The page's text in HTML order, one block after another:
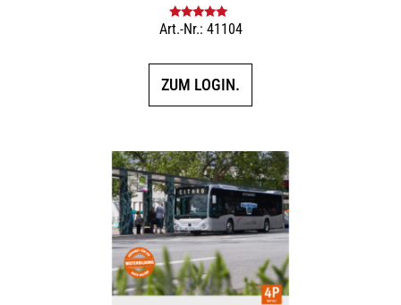
Bewertet mit
Art.-Nr.: 41104
ZUM LOGIN.